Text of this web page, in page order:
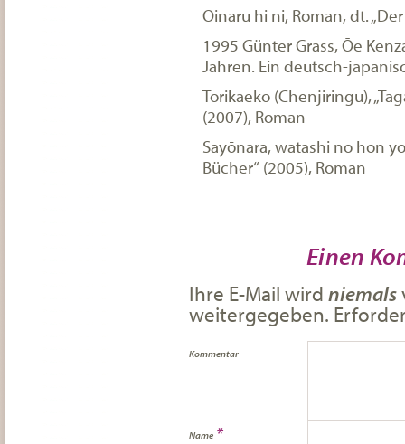
Oinaru hi ni, Roman, dt.
1995 Günter Grass, Ōe
Jahren. Ein deutsch-
Torikaeko (Chenjiringu),
(2007), Roman
Sayōnara, watashi no hon
Bücher“ (2005), Roman
Einen
Ihre E-Mail wird niemals
weitergegeben.
Kommentar
Name *